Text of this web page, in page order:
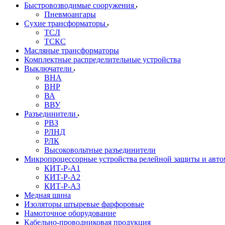
Быстровозводимые сооружения
Пневмоангары
Сухие трансформаторы
ТСЛ
ТСКС
Масляные трансформаторы
Комплектные распределительные устройства
Выключатели
ВНА
ВНР
ВА
ВВУ
Разъединители
РВЗ
РЛНД
РЛК
Высоковольтные разъединители
Микропроцессорные устройства релейной защиты и
КИТ-Р-А1
КИТ-Р-А2
КИТ-Р-А3
Медная шина
Изоляторы штыревые фарфоровые
Намоточное оборудование
Кабельно-проводниковая продукция